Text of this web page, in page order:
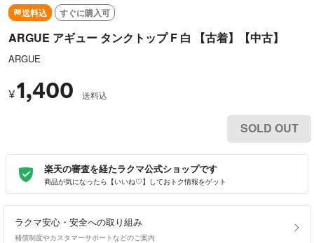
送料込 すぐに購入可
ARGUE アギュー タンクトップ F 白 【古着】【中古】
ARGUE
¥1,400 送料込
SOLD OUT
楽天の審査を経たラクマ公式ショップです
商品が気になったら【いいね♡】しておトク情報をゲット
ラクマ安心・安全への取り組み
補償制度やカスタマーサポートなどのご案内